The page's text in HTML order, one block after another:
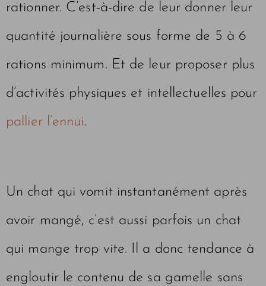
rationner. C’est-à-dire de leur donner leur
quantité journalière sous forme de 5 à 6
rations minimum. Et de leur proposer plus
d’activités physiques et intellectuelles pour
pallier l’ennui.
Un chat qui vomit instantanément après
avoir mangé, c’est aussi parfois un chat
qui mange trop vite. Il a donc tendance à
engloutir le contenu de sa gamelle sans